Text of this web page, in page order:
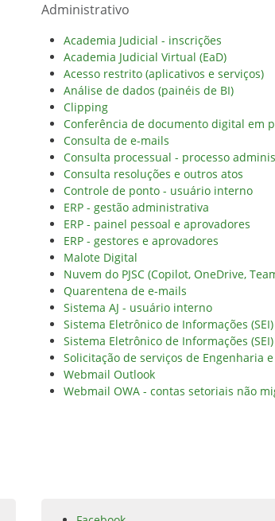
Administrativo
Academia Judicial - inscrições
Academia Judicial Virtual (EaD)
Acesso restrito (aplicativos e serviços)
Análise de dados (painéis de BI)
Clipping
Conferência de documento digital em
Consulta de e-mails
Consulta processual - processo
Consulta resoluções e outros atos
Controle de ponto - usuário interno
ERP - gestão administrativa
ERP - painel pessoal e aprovadores
ERP - gestores e aprovadores
Malote Digital
Nuvem do PJSC (Copilot, OneDrive,
Quarentena de e-mails
Sistema AJ - usuário interno
Sistema Eletrônico de Informações
Sistema Eletrônico de Informações
Solicitação de serviços de Engenharia
Webmail Outlook
Webmail OWA - contas setoriais não